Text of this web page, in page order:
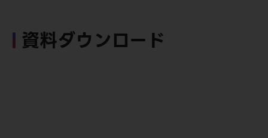
資料ダウンロード